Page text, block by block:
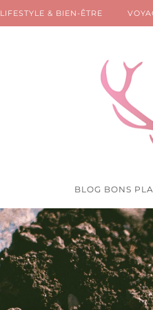
BLOG BONS
LIFESTYLE & BIEN-ÊTRE